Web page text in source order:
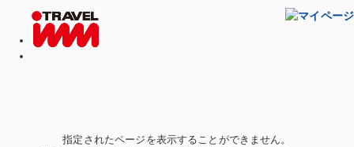
指定されたページを表示することができません。